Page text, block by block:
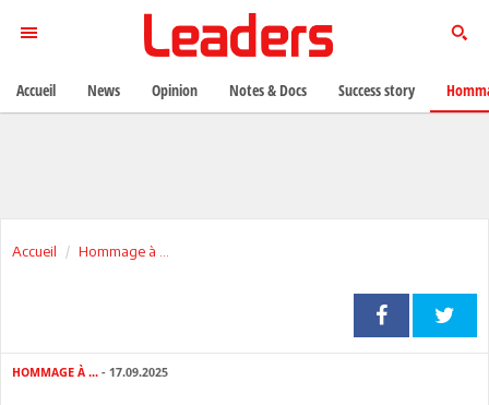
Accueil Hommage à ...
HOMMAGE À ... - 17.09.2025
Accueil News Opinion Notes & Docs Success story